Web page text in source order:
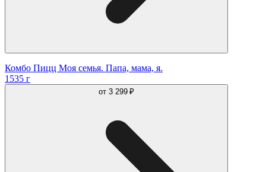
Комбо Пицц Моя семья. Папа, мама, я.
1535 г
от 3 299 ₽